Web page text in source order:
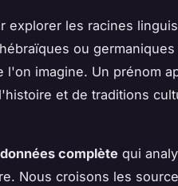
explorer les racines
ou
imagine. Un prénom
et de traditions
complète qui
Nous croisons les